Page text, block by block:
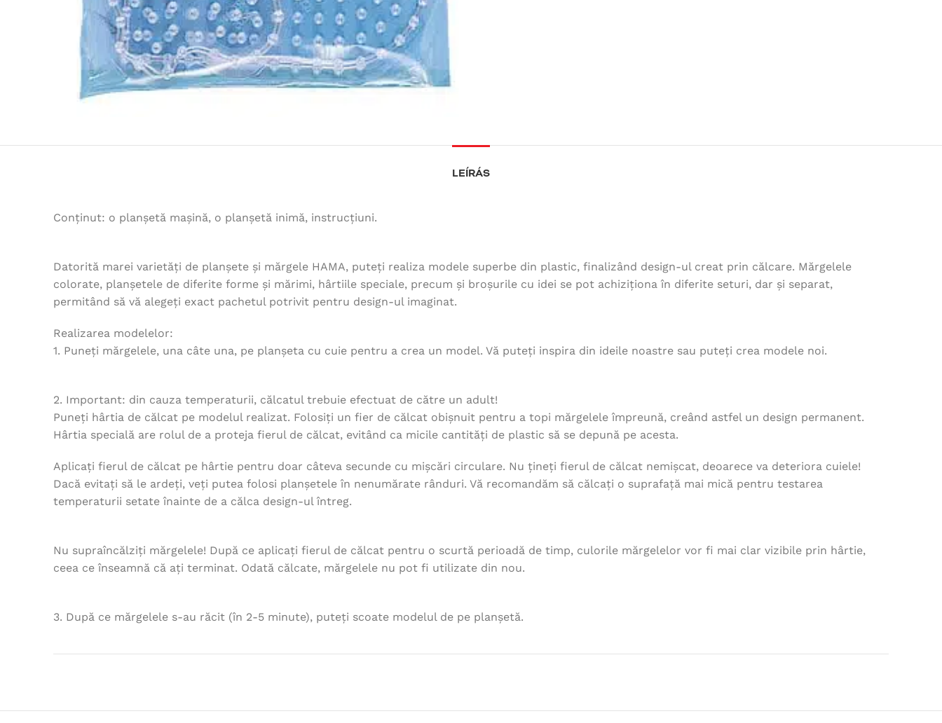
LEÍRÁS
Conținut: o planșetă mașină, o planșetă inimă, instrucțiuni.
Datorită marei varietăți de planșete și mărgele HAMA, puteți realiza modele superbe din plastic, finalizând design-ul creat prin călcare. Mărgelele
colorate, planșetele de diferite forme și mărimi, hârtiile speciale, precum și broșurile cu idei se pot achiziționa în diferite seturi, dar și separat,
permitând să vă alegeți exact pachetul potrivit pentru design-ul imaginat.
Realizarea modelelor:
1. Puneți mărgelele, una câte una, pe planșeta cu cuie pentru a crea un model. Vă puteți inspira din ideile noastre sau puteți crea modele noi.
2. Important: din cauza temperaturii, călcatul trebuie efectuat de către un adult!
Puneți hârtia de călcat pe modelul realizat. Folosiți un fier de călcat obișnuit pentru a topi mărgelele împreună, creând astfel un design permanent.
Hârtia specială are rolul de a proteja fierul de călcat, evitând ca micile cantități de plastic să se depună pe acesta.
Aplicați fierul de călcat pe hârtie pentru doar câteva secunde cu mișcări circulare. Nu țineți fierul de călcat nemișcat, deoarece va deteriora cuiele!
Dacă evitați să le ardeți, veți putea folosi planșetele în nenumărate rânduri. Vă recomandăm să călcați o suprafață mai mică pentru testarea
temperaturii setate înainte de a călca design-ul întreg.
Nu supraîncălziți mărgelele! După ce aplicați fierul de călcat pentru o scurtă perioadă de timp, culorile mărgelelor vor fi mai clar vizibile prin hârtie,
ceea ce înseamnă că ați terminat. Odată călcate, mărgelele nu pot fi utilizate din nou.
3. După ce mărgelele s-au răcit (în 2-5 minute), puteți scoate modelul de pe planșetă.